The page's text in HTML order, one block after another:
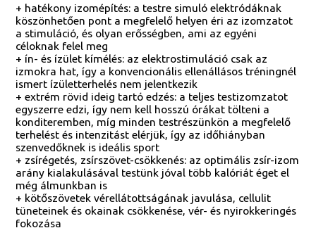
+ hatékony izomépítés: a testre simuló elektródáknak
köszönhetően pont a megfelelő helyen éri az izomzatot
a stimuláció, és olyan erősségben, ami az egyéni
céloknak felel meg
+ ín- és ízület kímélés: az elektrostimuláció csak az
izmokra hat, így a konvencionális ellenállásos tréningnél
ismert ízületterhelés nem jelentkezik
+ extrém rövid ideig tartó edzés: a teljes testizomzatot
egyszerre edzi, így nem kell hosszú órákat tölteni a
konditeremben, míg minden testrészünkön a megfelelő
terhelést és intenzitást elérjük, így az időhiányban
szenvedőknek is ideális sport
+ zsírégetés, zsírszövet-csökkenés: az optimális zsír-izom
arány kialakulásával testünk jóval több kalóriát éget el
még álmunkban is
+ kötőszövetek vérellátottságának javulása, cellulit
tüneteinek és okainak csökkenése, vér- és nyirokkeringés
fokozása